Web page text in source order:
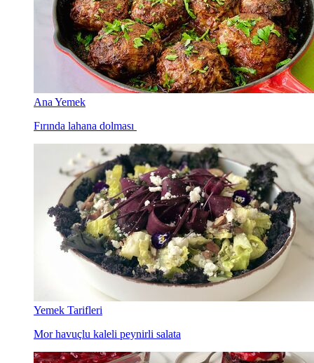
Ana Yemek
Fırında lahana dolması
Yemek Tarifleri
Mor havuçlu kaleli peynirli salata